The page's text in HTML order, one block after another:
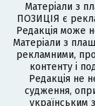
Матеріали з
ПОЗИЦІЯ є
Редакція може
Матеріали з
рекламними,
контенту і
Редакція не
судження,
українським